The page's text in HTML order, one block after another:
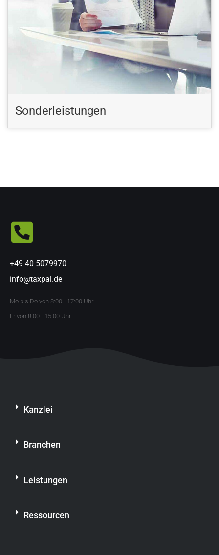
Sonderleistungen
+49 40 5079970
info@taxpal.de
Mo bis Do von 8:00 - 17:00 Uhr
Fr von 8:00 - 15:00 Uhr
Kanzlei
Branchen
Leistungen
Ressourcen